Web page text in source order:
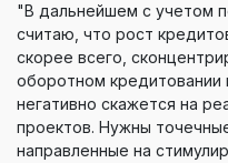
"В дальнейшем с учетом
считаю, что рост
скорее всего,
оборотном кредитовании
негативно скажется на
проектов. Нужны
направленные на